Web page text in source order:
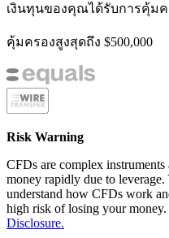
เงินทุนของคุณได้รับการคุ้มค
คุ้มครองสูงสุดถึง $500,000
Risk Warning
CFDs are complex
money rapidly due to
understand how CFDs work
high risk of losing your money.
Disclosure.